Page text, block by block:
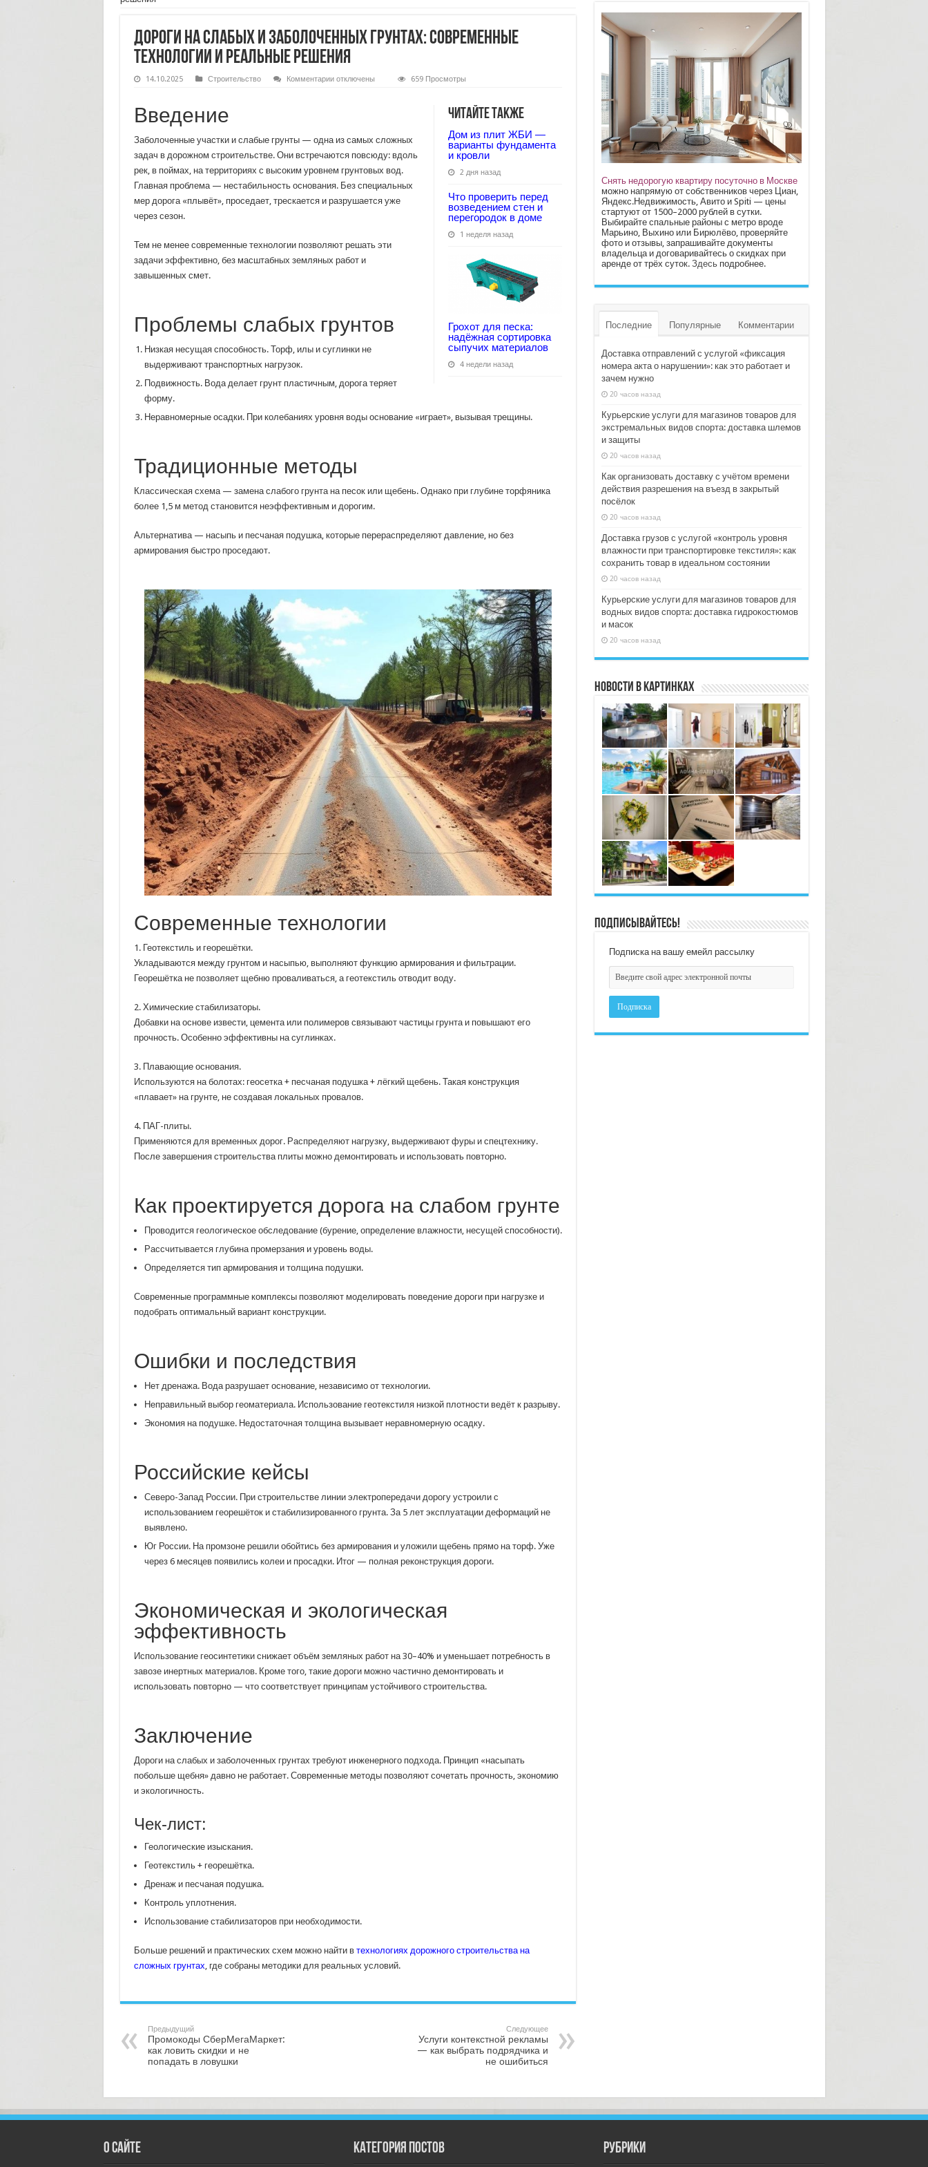
Дороги на слабых и заболоченных грунтах: современные
технологии и реальные решения
14.10.2025 Строительство Комментариик
грунтах:
технологии
и
реальные
решения
отключены 659 Просмотры
Читайте также
Дом из плит ЖБИ —
варианты фундамента
и кровли
2 дня назад
Что проверить перед
возведением стен и
перегородок в доме
1 неделя назад
Грохот для песка:
надёжная сортировка
сыпучих материалов
4 недели назад
Введение
Заболоченные участки и слабые грунты — одна из самых сложных
задач в дорожном строительстве. Они встречаются повсюду: вдоль
рек, в поймах, на территориях с высоким уровнем грунтовых вод.
Главная проблема — нестабильность основания. Без специальных
мер дорога «плывёт», проседает, трескается и разрушается уже
через сезон.
Тем не менее современные технологии позволяют решать эти
задачи эффективно, без масштабных земляных работ и
завышенных смет.
Проблемы слабых грунтов
Низкая несущая способность. Торф, илы и суглинки не
выдерживают транспортных нагрузок.
Подвижность. Вода делает грунт пластичным, дорога теряет
форму.
Неравномерные осадки. При колебаниях уровня воды основание «играет», вызывая трещины.
Традиционные методы
Классическая схема — замена слабого грунта на песок или щебень. Однако при глубине торфяника
более 1,5 м метод становится неэффективным и дорогим.
Альтернатива — насыпь и песчаная подушка, которые перераспределяют давление, но без
армирования быстро проседают.
Современные технологии
1. Геотекстиль и георешётки.
Укладываются между грунтом и насыпью, выполняют функцию армирования и фильтрации.
Георешётка не позволяет щебню проваливаться, а геотекстиль отводит воду.
2. Химические стабилизаторы.
Добавки на основе извести, цемента или полимеров связывают частицы грунта и повышают его
прочность. Особенно эффективны на суглинках.
3. Плавающие основания.
Используются на болотах: геосетка + песчаная подушка + лёгкий щебень. Такая конструкция
«плавает» на грунте, не создавая локальных провалов.
4. ПАГ-плиты.
Применяются для временных дорог. Распределяют нагрузку, выдерживают фуры и спецтехнику.
После завершения строительства плиты можно демонтировать и использовать повторно.
Как проектируется дорога на слабом грунте
Проводится геологическое обследование (бурение, определение влажности, несущей способности).
Рассчитывается глубина промерзания и уровень воды.
Определяется тип армирования и толщина подушки.
Современные программные комплексы позволяют моделировать поведение дороги при нагрузке и
подобрать оптимальный вариант конструкции.
Ошибки и последствия
Нет дренажа. Вода разрушает основание, независимо от технологии.
Неправильный выбор геоматериала. Использование геотекстиля низкой плотности ведёт к разрыву.
Экономия на подушке. Недостаточная толщина вызывает неравномерную осадку.
Российские кейсы
Северо-Запад России. При строительстве линии электропередачи дорогу устроили с
использованием георешёток и стабилизированного грунта. За 5 лет эксплуатации деформаций не
выявлено.
Юг России. На промзоне решили обойтись без армирования и уложили щебень прямо на торф. Уже
через 6 месяцев появились колеи и просадки. Итог — полная реконструкция дороги.
Экономическая и экологическая
эффективность
Использование геосинтетики снижает объём земляных работ на 30–40% и уменьшает потребность в
завозе инертных материалов. Кроме того, такие дороги можно частично демонтировать и
использовать повторно — что соответствует принципам устойчивого строительства.
Заключение
Дороги на слабых и заболоченных грунтах требуют инженерного подхода. Принцип «насыпать
побольше щебня» давно не работает. Современные методы позволяют сочетать прочность, экономию
и экологичность.
Чек-лист:
Геологические изыскания.
Геотекстиль + георешётка.
Дренаж и песчаная подушка.
Контроль уплотнения.
Использование стабилизаторов при необходимости.
Больше решений и практических схем можно найти в технологиях дорожного строительства на
сложных грунтах , где собраны методики для реальных условий.
Предыдущий
Промокоды СберМегаМаркет:
как ловить скидки и не
попадать в ловушки
Следующее
Услуги контекстной рекламы
— как выбрать подрядчика и
не ошибиться
Снять недорогую квартиру посуточно в Москве
можно напрямую от собственников через Циан,
Яндекс.Недвижимость, Авито и Spiti — цены
стартуют от 1500–2000 рублей в сутки.
Выбирайте спальные районы с метро вроде
Марьино, Выхино или Бирюлёво, проверяйте
фото и отзывы, запрашивайте документы
владельца и договаривайтесь о скидках при
аренде от трёх суток. Здесьподробнее.
Последние Популярные Комментарии
Доставка отправлений с услугой «фиксация
номера акта о нарушении»: как это работает и
зачем нужно
20 часов назад
Курьерские услуги для магазинов товаров для
экстремальных видов спорта: доставка шлемов
и защиты
20 часов назад
Как организовать доставку с учётом времени
действия разрешения на въезд в закрытый
посёлок
20 часов назад
Доставка грузов с услугой «контроль уровня
влажности при транспортировке текстиля»: как
сохранить товар в идеальном состоянии
20 часов назад
Курьерские услуги для магазинов товаров для
водных видов спорта: доставка гидрокостюмов
и масок
20 часов назад
Новости в картинках
Подписывайтесь!
Подписка на вашу емейл рассылку
О сайте Категория постов РУбрики